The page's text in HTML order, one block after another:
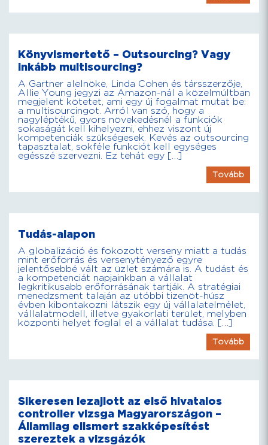
Könyvismertető – Outsourcing? Vagy
inkább multisourcing?
A Gartner alelnöke, Linda Cohen és társszerzője,
Allie Young jegyzi az Amazon-nál a közelmúltban
megjelent kötetet, ami egy új fogalmat mutat be:
a multisourcingot. Arról van szó, hogy a
nagyléptékű, gyors növekedésnél a funkciók
sokaságát kell kihelyezni, ehhez viszont új
kompetenciák szükségesek. Kevés az outsourcing
tapasztalat, sokféle funkciót kell egységes
egésszé szervezni. Ez tehát egy […]
Tovább
Tudás-alapon
A globalizáció és fokozott verseny miatt a tudás
mint erőforrás és versenytényező egyre
jelentősebbé vált az üzlet számára is. A tudást és
a kompetenciát napjainkban a vállalat
legkritikusabb erőforrásának tartják. A stratégiai
menedzsment talaján az utóbbi tizenöt-húsz
évben kibontakozni látszik egy új vállalatelmélet,
vállalatmodell, illetve gyakorlati terület, melyben
központi helyet foglal el a vállalat tudása. […]
Tovább
Sikeresen lezajlott az első hivatalos
controller vizsga Magyarországon –
Államilag elismert szakképesítést
szereztek a vizsgázók